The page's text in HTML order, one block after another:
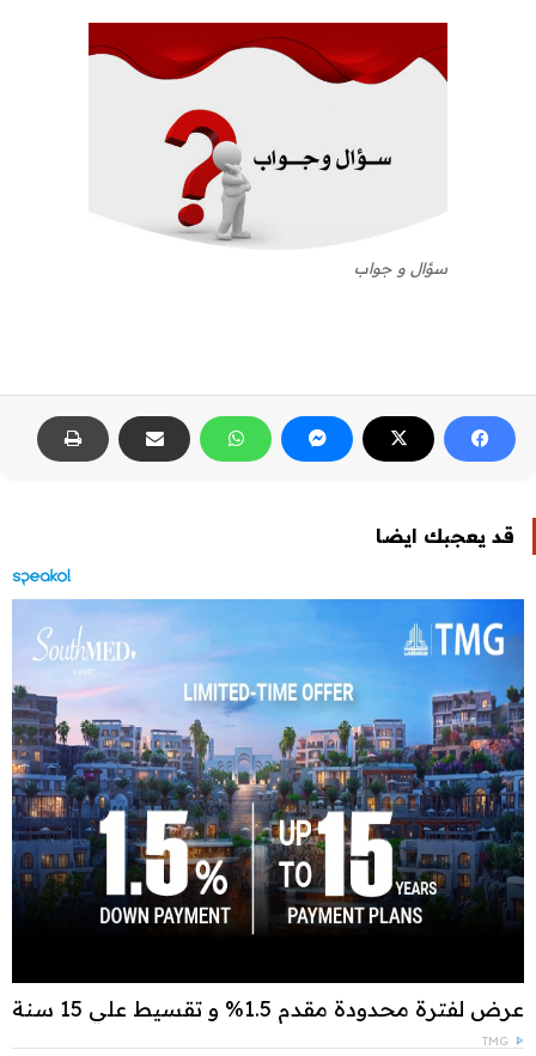
سؤال و جواب
قد يعجبك ايضا
عرض لفترة محدودة مقدم 1.5% و تقسيط علي 15 سنة
TMG